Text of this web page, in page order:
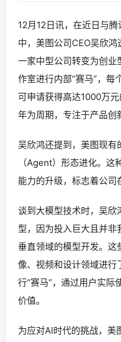
12月12日讯，在近日与
中，美图公司CEO吴欣
一家中型公司转变为创业
作室进行内部“赛马”，每
可申请获得高达1000万
年为周期，专注于产品创
吴欣鸿还提到，美图现有
（Agent）形态进化。
能力的升级，标志着公司
谈到大模型技术时，吴欣
型，因为投入巨大且并非
垂直领域的模型开发。这
像、视频和设计领域进行
行“赛马”，通过用户实际
价值。
为应对AI时代的挑战，美